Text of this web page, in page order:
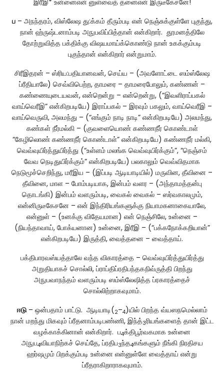
இரீஇ* உன்னைஎன் னுள்வைத் தனைஎன் இருடீகேசனே!
ப– அநந்தரம், விஸ்லேஷ து:க்கம் தீரும்படி என் நெஞ்சுக்குள்ளே புகுந்து,
நான் ஹ்ருஷ்டனாம்படி அநுபவிப்பித்தான் என்கிறார். தூமனத்திலே
தோற்றுவித்த பக்திக்கு விஷயமாய்க்கொண்டு நான் உகக்கும்படி
புகுந்தான் என்கிறார் என்றுமாம்.
சிரீஇதரன் – ஸ்ரிய:பதியானவன், செய்ய – (அவளோட்டை ஸம்ஸ்லேஷ
ப்ரீதியாலே) செவ்விபெற்ற, தாமரை – தாமரைபோலும், கண்ணன் –
கண்ணையுடையவன், என்றென்று – என்றென்று, (“இவளிராப்பகல்
வாய்வெரீஇ” என்கிறபடியே) இராப்பகல் – இரவும் பகலும், வாய்வெரீஇ –
வாய்வெருவி, அலமந்து – (“எங்கும் நாடி நாடி” என்கிறபடியே) அலமந்து,
கண்கள் நீர்மல்கி – (குவளையொண் கண்ணநீர் கொண்டாள்
“கேழிலொண் கண்ணநீர் கொண்டாள்” என்கிறபடியே) கண்ணநீர் மல்கி,
வெவ்வுயிர்த்துயிர்த்து (“உள்ளம் மலங்க வெவ்வுயிர்க்கும்”, “நெஞ்சம்
வேவ நெடிதுயிர்க்கும்” என்கிறபடியே) பலகாலும் வெவ்விதமாக
நெடுமூச்செறிந்து, மரீஇய – (இப்படி ஆடியாடியில்) மருவின, தீவினை –
தீவினை, மாள – போம்படியாக, இன்பம் வளர – (அந்தாமத்தன்பு
தொடங்கி) இன்பம் வளரும்படி, வைகல் வைகல் – ஸர்வகாலமும்,
என்னிருடீகேசனே – என் இந்திரியங்களுக்கு நியாமகனாகையாலே,
என்னுள் – (உனக்கு விதேயமான) என் நெஞ்சிலே, உன்னை –
(நியந்தாவாய், போக்யனான) உன்னை, இரீஇ – (“பக்கநோக்கறியான்”
என்கிறபடியே) இருத்தி, வைத்தனை – வைத்தாய்.
பக்திபாரவஸ்யத்தாலே வந்த விகாரத்தை – வெவ்வுயிர்த்துயிர்த்து
அறுதியாகச் சொல்லி, ப்ராப்திப்ரதிபந்தகநிவ்ருத்தி பிறந்து
அநுபவாநந்தம் வளரும்படி ஸம்ஸ்லேஷித்த ப்ரகாரத்தைச்
சொல்லிற்றாகவுமாம்.
ஈடு– ஒன்பதாம் பாட்டு. ஆடியாடி(2–4)யில் பிறந்த வ்யஸநமெல்லாம்
நான் மறந்து மிகவும் ப்ரீதனாம்படிபண்ணி, இந்த்3ரியங்களைத் தான் இட்ட
வழக்காக்கினான் என்கிறார். ப4க்திபூர்வகமாக உன்னை
அநுப4வியாநிற்கச் செய்தே, ப்ரதிப3ந்த4கங்களும் நீங்கி நிரதிசய
ஹர்ஷமும் பிறக்கும்படி உன்னை என்னுள்ளே வைத்தாய் என்று
ப்ரீதராகிறாராகவுமாம்.